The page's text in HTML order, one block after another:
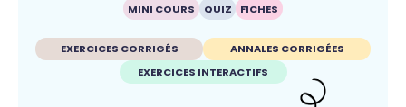
MINI COURS QUIZ FICHES
EXERCICES CORRIGÉS
ANNALES CORRIGÉES
EXERCICES INTERACTIFS